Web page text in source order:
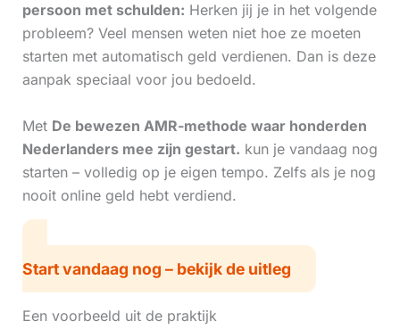
persoon met schulden: Herken jij je in het volgende
probleem? Veel mensen weten niet hoe ze moeten
starten met automatisch geld verdienen. Dan is deze
aanpak speciaal voor jou bedoeld.
Met De bewezen AMR-methode waar honderden
Nederlanders mee zijn gestart. kun je vandaag nog
starten – volledig op je eigen tempo. Zelfs als je nog
nooit online geld hebt verdiend.
Start vandaag nog – bekijk de uitleg
Een voorbeeld uit de praktijk